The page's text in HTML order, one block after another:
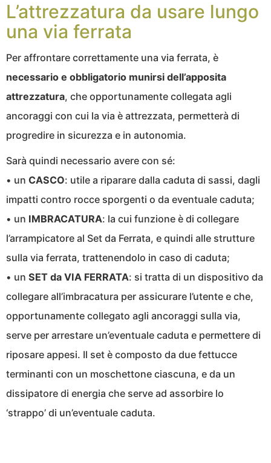
L’attrezzatura da usare lungo
una via ferrata
Per affrontare correttamente una via ferrata, è
necessario e obbligatorio munirsi dell’apposita
attrezzatura, che opportunamente collegata agli
ancoraggi con cui la via è attrezzata, permetterà di
progredire in sicurezza e in autonomia.
Sarà quindi necessario avere con sé:
• un CASCO: utile a riparare dalla caduta di sassi, dagli
impatti contro rocce sporgenti o da eventuale caduta;
• un IMBRACATURA: la cui funzione è di collegare
l’arrampicatore al Set da Ferrata, e quindi alle strutture
sulla via ferrata, trattenendolo in caso di caduta;
• un SET da VIA FERRATA: si tratta di un dispositivo da
collegare all’imbracatura per assicurare l’utente e che,
opportunamente collegato agli ancoraggi sulla via,
serve per arrestare un’eventuale caduta e permettere di
riposare appesi. Il set è composto da due fettucce
terminanti con un moschettone ciascuna, e da un
dissipatore di energia che serve ad assorbire lo
‘strappo’ di un’eventuale caduta.